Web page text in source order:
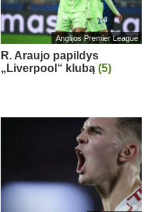
Anglijos Premier League
R. Araujo papildys
„Liverpool“ klubą (5)